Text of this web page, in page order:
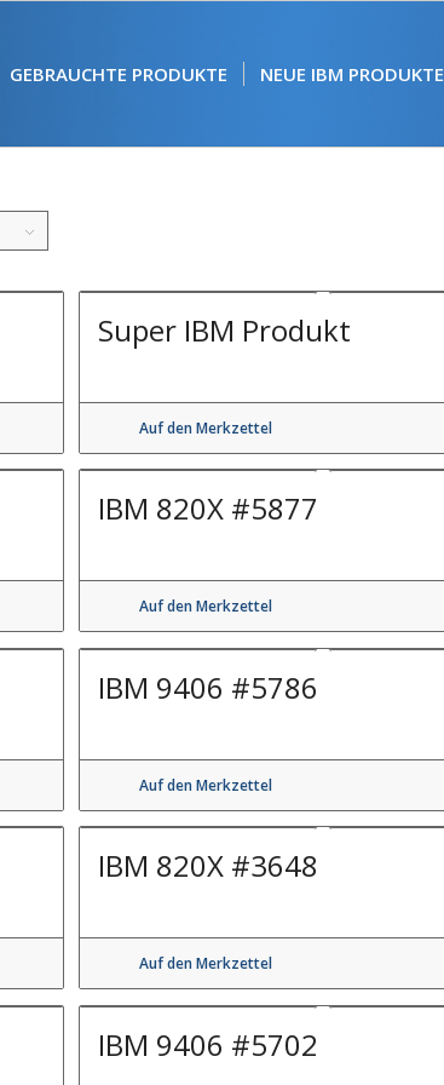
GEBRAUCHTE PRODUKTE NEUE IBM PRODUKTE
Super IBM Produkt
Auf den Merkzettel
IBM 820X #5877
Auf den Merkzettel
IBM 9406 #5786
Auf den Merkzettel
IBM 820X #3648
Auf den Merkzettel
IBM 9406 #5702